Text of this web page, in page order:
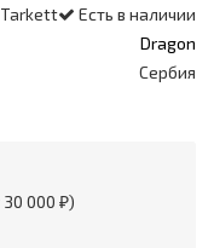
Есть в наличии
Tarkett
Dragon
Сербия
000 ₽)